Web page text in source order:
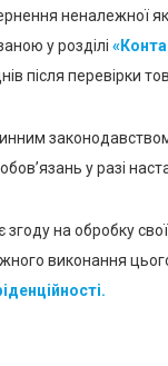
неналежної
у розділі
після перевірки
у разі
на обробку
виконання
.